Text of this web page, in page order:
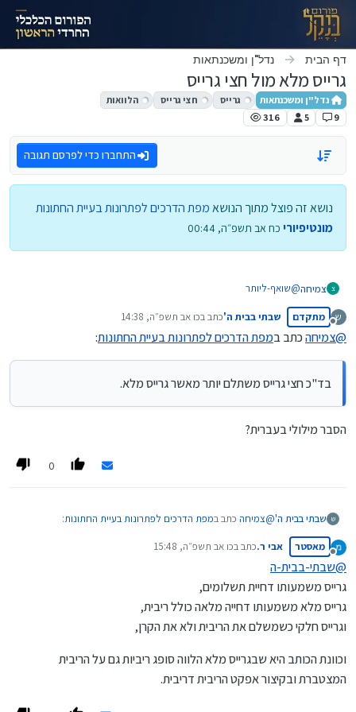
דילוג לתוכן
דף הבית נדל"ן ומשכנתאות
גרייס מלא מול חצי גרייס
נדל"ן ומשכנתאות גרייס חצי גרייס
הלוואות
9
5
316
התחברו כדי לפרסם תגובה
נושא זה פוצל מתוך הנושאמפת הדרכים לפתרונות בעיית החתונות
מונטיפיורי כח אב תשפ״ה, 00:44
צ צמיחה@שואף-ליותר
אבל זה עדיין לא אומר שזה לא רעיון טוב,
צריך שתהיה תוכנית גם למקרה הפסימי.
למשל,
הלוואת עמיתים היא מקסימום לשבע שנים,
אז במקום לפרוע את ההלוואה ע"י משיכה משוק ההון,
נצטרך לפרוע אותה ע"י הלוואה מהבנק או ממקומות אחרים,
ממקומות אחרים,
ואז יש סיכוי שיבואו שבע שנות השבע.
בד"כ חצי גרייס משתלם יותר מאשר גרייס מלא.
ש
מנותק
מתקדם שבתי בבית ה'כתב בכו אב תשפ״ה, 14:38
נערך לאחרונה על ידי
@צמיחהכתב במפת הדרכים לפתרונות בעיית החתונות:
בד"כ חצי גרייס משתלם יותר מאשר גרייס מלא.
הסבר מילולי בעברית?
0
ש שבתי בבית ה'@צמיחה כתב במפת הדרכים לפתרונות בעיית החתונות:
הסבר מילולי בעברית?
מנותק
מאסטר אבי ר.כתב בכו אב תשפ״ה, 15:48
נערך לאחרונה על ידי
@שבתי-בבית-ה
גרייס משמעותו דחיית תשלומים,
גרייס מלא משמעותו דחייה מלאה כולל ריבית,
וגרייס חלקי כשמשלם את הריבית ולא את הקרן,
וכוונת הכותב היא שבגרייס מלא הלווה סופג ריביות גם על הריבית
המצטברת ובקיצור אפקט הריבית דריבית.